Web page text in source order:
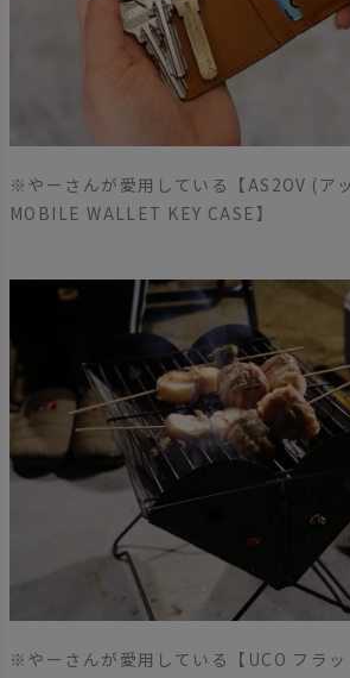
※やーさんが愛用している【AS2OV (ア
MOBILE WALLET KEY CASE】
※やーさんが愛用している【UCO フラッ